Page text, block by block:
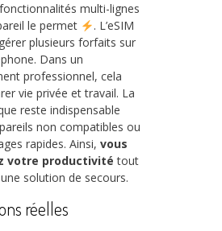
multi-lignes
le permet
. L’eSIM
plusieurs forfaits sur
Dans un
professionnel, cela
vie privée et travail. La
reste indispensable
non compatibles ou
rapides. Ainsi, vous
votre productivité tout
solution de secours.
réelles